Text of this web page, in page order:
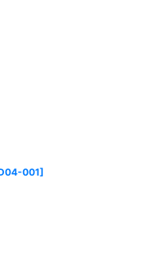
001]